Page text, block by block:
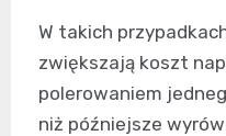
W takich
zwiększają koszt
polerowaniem
niż późniejsze